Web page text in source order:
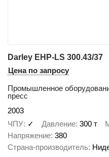
Darley EHP-LS 300.43/37
Цена по запросу
Промышленное
пресс
2003
ЧПУ ✓ Давление 300 т
Напряжение 380
Страна-производитель